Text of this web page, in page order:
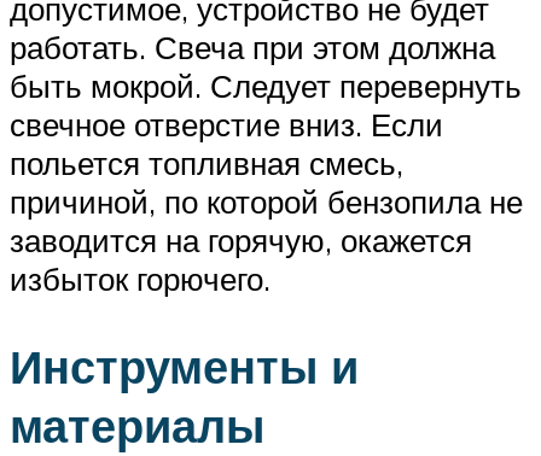
допустимое, устройство не будет
работать. Свеча при этом должна
быть мокрой. Следует перевернуть
свечное отверстие вниз. Если
польется топливная смесь,
причиной, по которой бензопила не
заводится на горячую, окажется
избыток горючего.
Инструменты и
материалы